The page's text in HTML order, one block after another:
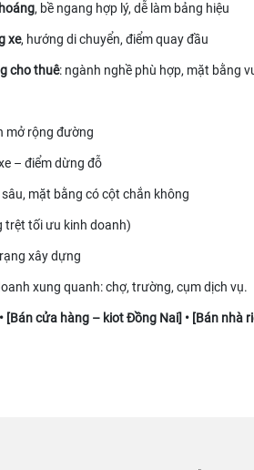
, bề ngang hợp lý, dễ làm bảng hiệu
xe, hướng di chuyển, điểm quay đầu
cho thuê: ngành nghề phù hợp, mặt bằng
mở rộng đường
– điểm dừng đỗ
mặt bằng có cột chắn không
trệt tối ưu kinh doanh)
xây dựng
xung quanh: chợ, trường, cụm dịch vụ.
[Bán cửa hàng – kiot Đồng Nai] • [Bán nhà